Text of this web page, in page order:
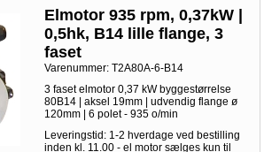
Elmotor 935 rpm, 0,37kW |
0,5hk, B14 lille flange, 3
faset
Varenummer:T2A80A-6-B14
3 faset elmotor 0,37 kW byggestørrelse
80B14 | aksel 19mm | udvendig flange ø
120mm | 6 polet - 935 o/min
Leveringstid: 1-2 hverdage ved bestilling
inden kl. 11.00 - el motor sælges kun til